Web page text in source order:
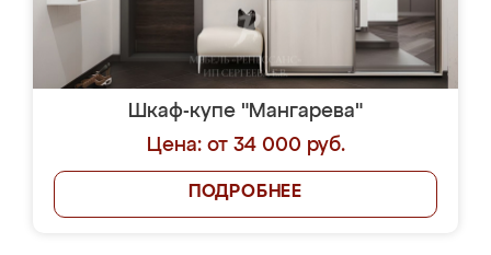
Шкаф-купе "Мангарева"
Цена: от 34 000 руб.
ПОДРОБНЕЕ